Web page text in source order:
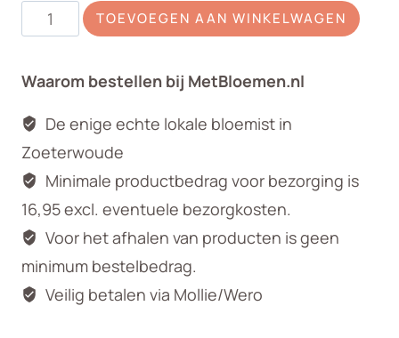
Viburnum
wit
aantal
TOEVOEGEN AAN WINKELWAGEN
Waarom bestellen bij MetBloemen.nl
De enige echte lokale bloemist in
Zoeterwoude
Minimale productbedrag voor bezorging is
16,95 excl. eventuele bezorgkosten.
Voor het afhalen van producten is geen
minimum bestelbedrag.
Veilig betalen via Mollie/Wero